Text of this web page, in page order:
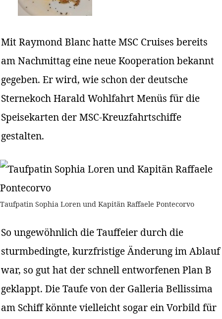
Mit Raymond Blanc hatte MSC Cruises bereits
am Nachmittag eine neue Kooperation bekannt
gegeben. Er wird, wie schon der deutsche
Sternekoch Harald Wohlfahrt Menüs für die
Speisekarten der MSC-Kreuzfahrtschiffe
gestalten.
Taufpatin Sophia Loren und Kapitän Raffaele Pontecorvo
So ungewöhnlich die Tauffeier durch die
sturmbedingte, kurzfristige Änderung im Ablauf
war, so gut hat der schnell entworfenen Plan B
geklappt. Die Taufe von der Galleria Bellissima
am Schiff könnte vielleicht sogar ein Vorbild für